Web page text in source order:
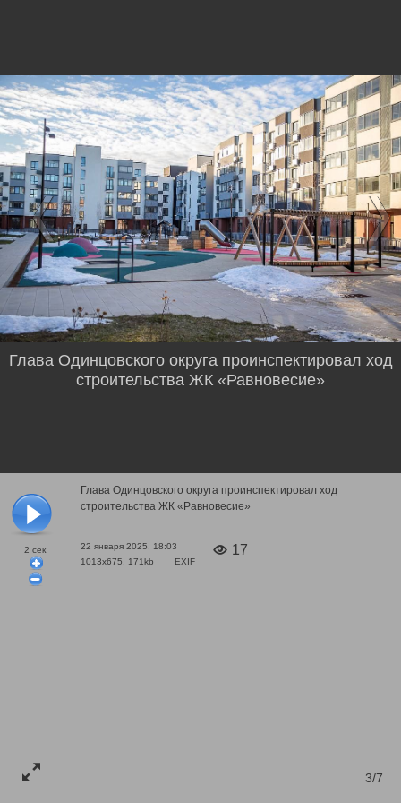
2 сек.
Глава Одинцовского округа проинспектировал ход
строительства ЖК «Равновесие»
22 января 2025, 18:03
1013x675, 171kb
EXIF
17
3/7
Глава Одинцовского округа проинспектировал ход
строительства ЖК «Равновесие»